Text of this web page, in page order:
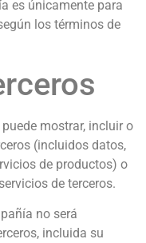
es únicamente para
los términos de
mostrar, incluir o
(incluidos datos,
de productos) o
de terceros.
no será
incluida su